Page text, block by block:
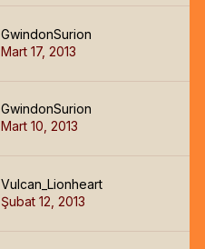
GwindonSurion
Mart 17, 2013
GwindonSurion
Mart 10, 2013
Vulcan_Lionheart
Şubat 12, 2013